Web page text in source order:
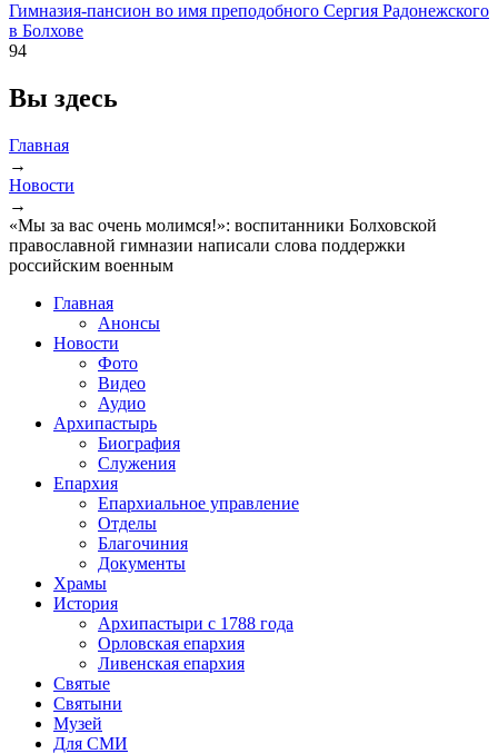
Гимназия-пансион во имя преподобного Сергия Радонежского
в Болхове
94
Вы здесь
Главная
→
Новости
→
«Мы за вас очень молимся!»: воспитанники Болховской
православной гимназии написали слова поддержки
российским военным
Главная
Анонсы
Новости
Фото
Видео
Аудио
Архипастырь
Биография
Служения
Епархия
Епархиальное управление
Отделы
Благочиния
Документы
Храмы
История
Архипастыри с 1788 года
Орловская епархия
Ливенская епархия
Святые
Святыни
Музей
Для СМИ